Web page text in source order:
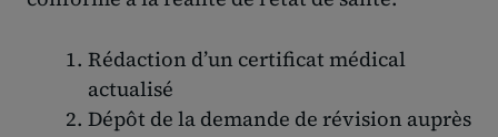
Rédaction d’un certificat médical
actualisé
Dépôt de la demande de révision auprès